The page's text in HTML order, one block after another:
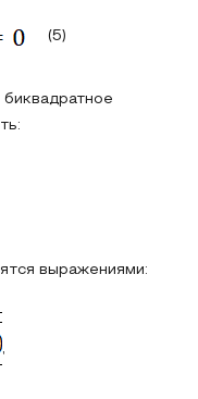
(5)
выражениями:
,